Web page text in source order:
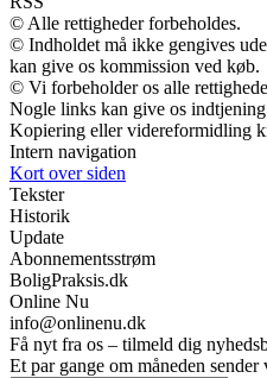
© Alle rettigheder forbeholdes.
© Indholdet må ikke gengives
kan give os kommission ved køb.
© Vi forbeholder os alle
Nogle links kan give os
Kopiering eller videreformidling
Intern navigation
Kort over siden
Tekster
Historik
Update
Abonnementsstrøm
BoligPraksis.dk
Online Nu
info@onlinenu.dk
Få nyt fra os – tilmeld dig
Et par gange om måneden